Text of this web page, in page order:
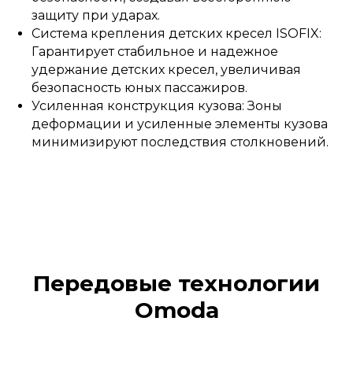
защиту при ударах.
Система крепления детских кресел ISOFIX:
Гарантирует стабильное и надежное
удержание детских кресел, увеличивая
безопасность юных пассажиров.
Усиленная конструкция кузова: Зоны
деформации и усиленные элементы кузова
минимизируют последствия столкновений.
Передовые технологии
Omoda